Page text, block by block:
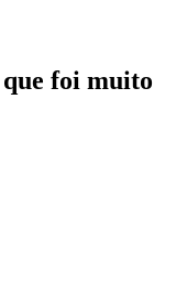
foi muito